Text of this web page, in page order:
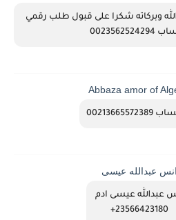
Abbaza amor of
انس عبدالله عيسى
عبدالله عيسى ادم
23566423180+